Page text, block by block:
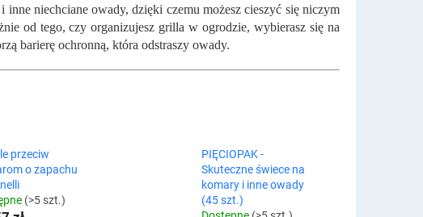
niechciane owady, dzięki czemu możesz cieszyć się niczym
od tego, czy organizujesz grilla w ogrodzie, wybierasz się na
barierę ochronną, która odstraszy owady.
przeciw
o zapachu
(>5 szt.)
PIĘCIOPAK -
Skuteczne świece na
komary i inne owady
(45 szt.)